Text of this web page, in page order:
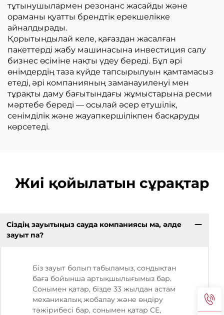
тұтынушылармен резонанс жасайды және
ораманы қуатты брендтік ерекшелікке
айналдырады.
Қорытындылай келе, қағаздан жасалған
пакеттерді жабу машинасына инвестиция салу
бизнес өсіміне нақты үдеу береді. Бұл әрі
өнімдердің таза күйде тапсырылуын қамтамасыз
етеді, әрі компанияның заманауиленуі мен
тұрақты даму бағытындағы жұмыстарына ресми
мәртебе береді — осылай әсер етушілік,
сенімділік және жауапкершілікпен басқаруды
көрсетеді.
Жиі қойылатын сұрақтар
Сіздің зауытыңыз сауда компаниясы ма, әлде
зауыт па?
Біз зауыт болып табыламыз, сондықтан
баға бойынша артықшылығымыз бар.
Сонымен қатар, бізде 33 жылдан астам
механикалық жобалау және өндіру
тәжірибесі бар, сонымен қатар CE,